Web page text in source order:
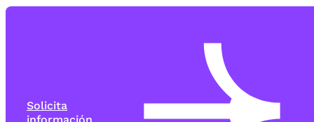
Solicita